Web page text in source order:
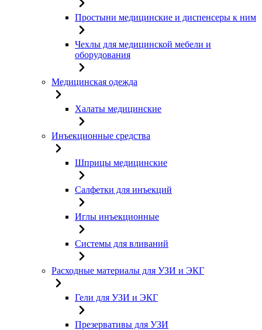
Простыни медицинские и диспенсеры к ним
Чехлы для медицинской мебели и
оборудования
Медицинская одежда
Халаты медицинские
Инъекционные средства
Шприцы медицинские
Салфетки для инъекций
Иглы инъекционные
Системы для вливаний
Расходные материалы для УЗИ и ЭКГ
Гели для УЗИ и ЭКГ
Презервативы для УЗИ